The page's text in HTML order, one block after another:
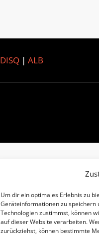
Um dir ein optimales Erlebnis zu
Geräteinformationen zu speichern
Technologien zustimmst, können
auf dieser Website verarbeiten.
zurückziehst, können bestimmte
DISQ| ALB